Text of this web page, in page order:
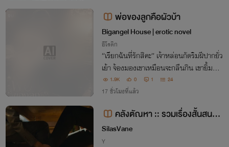
พ่อของลูกคือผัวบ้า
Bigangel House | erotic novel
อีโรติก
“เรียกฉันที่รักสิคะ” เจ้าหล่อนกัดริมฝีปากยั่ว
เย้า จ้องมองเขาเหมือนจะกลืนกิน เขายิ้มขำ
นาทีนี้ต่อให้ต้องเรียกเธอว่าเมียเขาก็ยอมแล้
ว เพราะมันเป็นเซ็กซ์ที่เขาโหยหาเหลือเกิน
1.9K 0 1 24
17 ชั่วโมงที่แล้ว
คลังตัณหา :: รวมเรื่องสั้นสนอง
จินตนาการ
SilasVane
Y